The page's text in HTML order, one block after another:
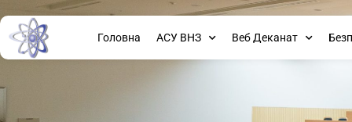
Головна АСУ ВНЗ Веб Деканат